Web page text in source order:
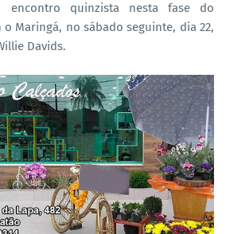
quinzista nesta fase do
Maringá, no sábado seguinte, dia 22,
Davids.